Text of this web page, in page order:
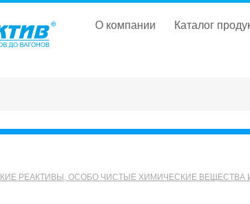
о компании каталог
РЕАКТИВЫ, ОСОБО ЧИСТЫЕ ХИМИЧЕСКИЕ ВЕЩЕСТВА